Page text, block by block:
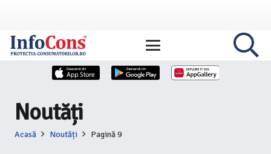
Noutăți
Acasă Noutăți Pagină 9